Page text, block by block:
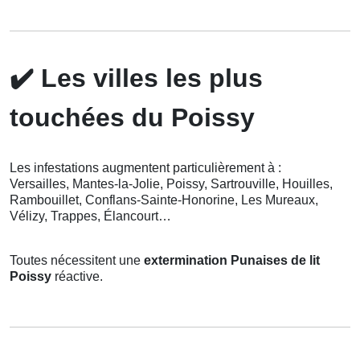
✔️ Les villes les plus
touchées du Poissy
Les infestations augmentent particulièrement à :
Versailles, Mantes-la-Jolie, Poissy, Sartrouville, Houilles,
Rambouillet, Conflans-Sainte-Honorine, Les Mureaux,
Vélizy, Trappes, Élancourt…
Toutes nécessitent une extermination Punaises de lit
Poissy réactive.